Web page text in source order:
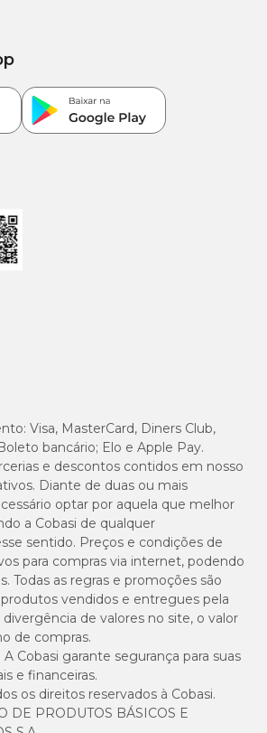
Visa, MasterCard, Diners Club,
bancário; Elo e Apple Pay.
e descontos contidos em nosso
Diante de duas ou mais
optar por aquela que melhor
a Cobasi de qualquer
sentido. Preços e condições de
para compras via internet, podendo
Todas as regras e promoções são
produtos vendidos e entregues pela
divergência de valores no site, o valor
de compras.
A Cobasi garante segurança para suas
e financeiras.
os direitos reservados à Cobasi.
DE PRODUTOS BÁSICOS E